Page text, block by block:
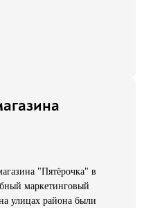
"Пятёрочка" в
маркетинговый
улицах района были